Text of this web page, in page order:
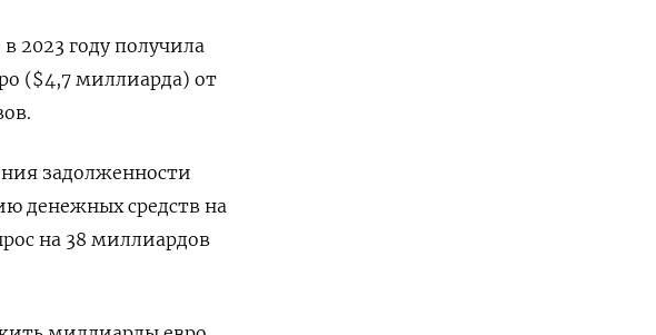
2023 году получила
($4,7 миллиарда) от
задолженности
денежных средств на
на 38 миллиардов